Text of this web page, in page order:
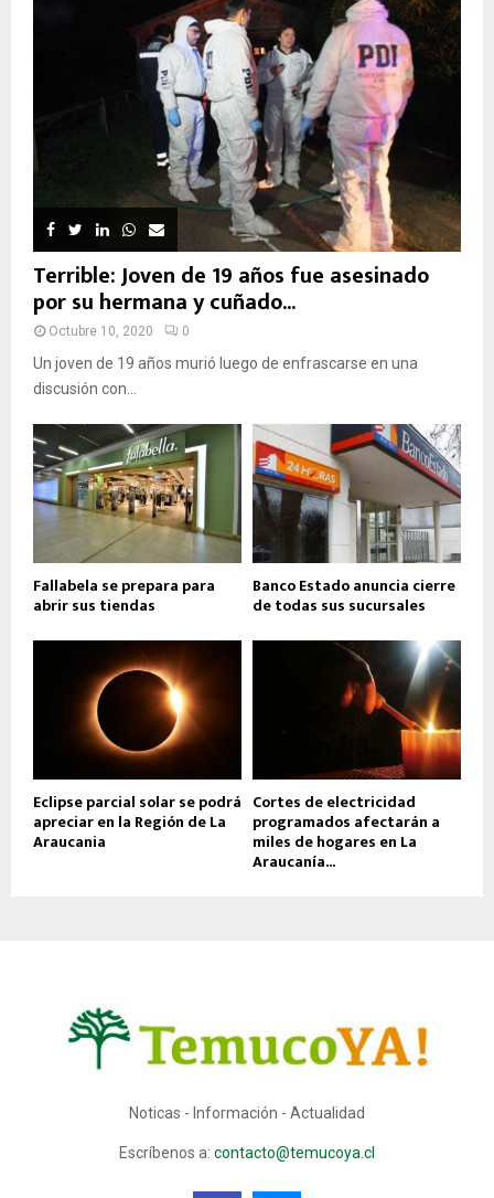
Terrible: Joven de 19 años fue asesinado
por su hermana y cuñado...
Octubre 10, 2020 0
Un joven de 19 años murió luego de enfrascarse en una
discusión con...
Fallabela se prepara para
abrir sus tiendas
Banco Estado anuncia cierre
de todas sus sucursales
Eclipse parcial solar se podrá
apreciar en la Región de La
Araucania
Cortes de electricidad
programados afectarán a
miles de hogares en La
Araucanía...
Noticas - Información - Actualidad
Escríbenos a: contacto@temucoya.cl